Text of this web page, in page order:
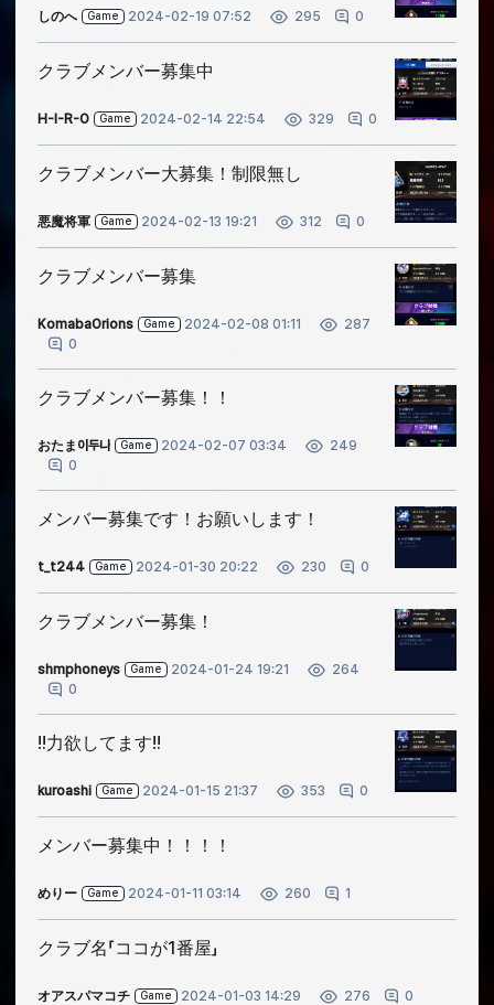
しのへ Game 2024-02-19 07:52 295 0
クラブメンバー募集中
H-I-R-O Game 2024-02-14 22:54 329 0
クラブメンバー大募集！制限無し
悪魔将軍 Game 2024-02-13 19:21 312 0
クラブメンバー募集
KomabaOrions Game 2024-02-08 01:11
287
0
クラブメンバー募集！！
おたま이두나 Game 2024-02-07 03:34
249
0
メンバー募集です！お願いします！
t_t244 Game 2024-01-30 20:22 230 0
クラブメンバー募集！
shmphoneys Game 2024-01-24 19:21
264
0
‼️力欲してます‼️
kuroashi Game 2024-01-15 21:37 353 0
メンバー募集中！！！！
めりー Game 2024-01-11 03:14 260 1
クラブ名「ココが1番屋」
オアスパマコチ Game 2024-01-03 14:29 276 0